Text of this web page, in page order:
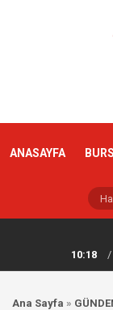
ANASAYFA
10:18
/
Ana Sayfa »